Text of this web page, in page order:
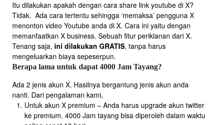
Itu dilakukan apakah dengan cara share link youtube di X?
Tidak. Ada cara tertentu sehingga ‘memaksa’ pengguna X
menonton video Youtube anda di X. Cara ini yaitu dengan
memanfaatkan X business. Sebuah fitur periklanan dari X.
Tenang saja, ini dilakukan GRATIS, tanpa harus
mengeluarkan biaya sepeserpun.
Berapa lama untuk dapat 4000 Jam Tayang?
Ada 2 jenis akun X. Hasilnya bergantung jenis akun anda
nanti. Dari pengalaman kami,
Untuk akun X premium – Anda harus upgrade akun twitter
ke premium. 4000 Jam tayang bisa diperoleh dalam waktu